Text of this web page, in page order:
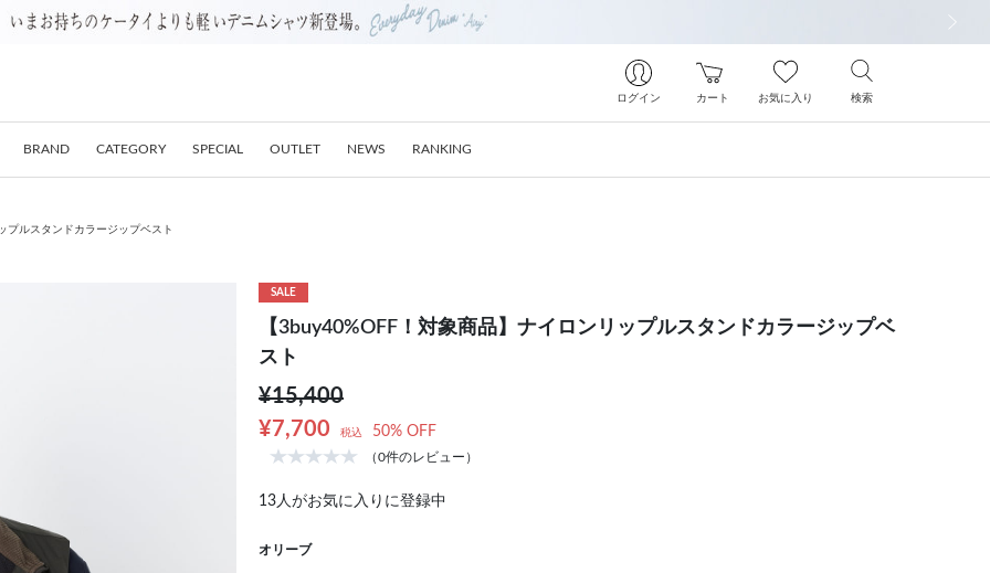
ログイン カート お気に入り 検索
BRAND CATEGORY SPECIAL OUTLET NEWS RANKING
プルスタンドカラージップベスト
SALE
【3buy40%OFF！対象商品】ナイロンリップルスタンドカラージップベ
スト
¥15,400
¥7,700
税込 50% OFF
（0件のレビュー）
13人がお気に入りに登録中
オリーブ